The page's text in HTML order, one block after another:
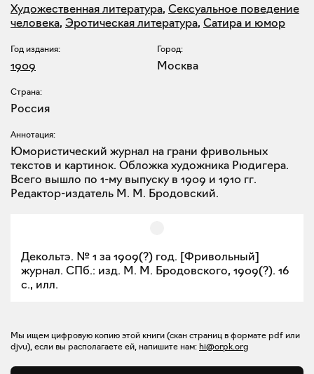
Художественная литература, Сексуальное поведение
человека, Эротическая литература, Сатира и юмор
Год издания:
1909
Город:
Москва
Страна:
Россия
Аннотация:
Юмористический журнал на грани фривольных
текстов и картинок. Обложка художника Рюдигера.
Всего вышло по 1-му выпуску в 1909 и 1910 гг.
Редактор-издатель М. М. Бродовский.
Декольтэ. № 1 за 1909(?) год. [Фривольный]
журнал. СПб.: изд. М. М. Бродовского, 1909(?). 16
с., илл.
Мы ищем цифровую копию этой книги (скан страниц в формате pdf или
djvu), если вы располагаете ей, напишите нам: hi@orpk.org